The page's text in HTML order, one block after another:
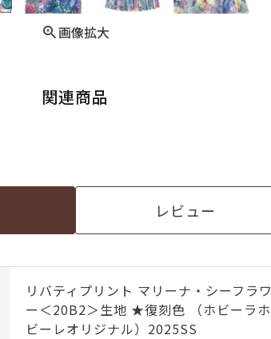
画像拡大
関連商品
レビュー
リバティプリント マリーナ・シーフラワ
ー＜20B2＞生地 ★復刻色 （ホビーラホ
ビーレオリジナル）2025SS